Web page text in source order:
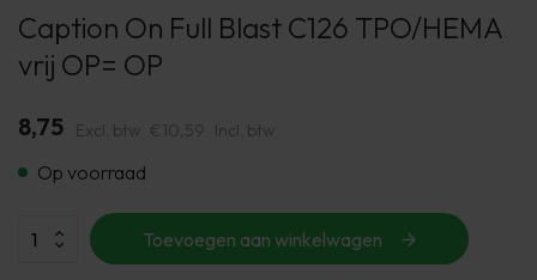
Caption On Full Blast C126 TPO/HEMA
vrij OP= OP
8,75 Excl. btw €10,59 Incl. btw
Op voorraad
Toevoegen aan winkelwagen